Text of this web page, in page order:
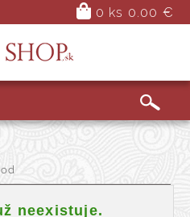
0 ks 0.00 €
neexistuje.